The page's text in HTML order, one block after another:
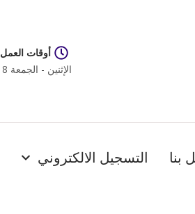
أوقات العمل
الإثنين - الجمعة 8 صباحًا - 5 مساءً
بنا التسجيل الالكتروني